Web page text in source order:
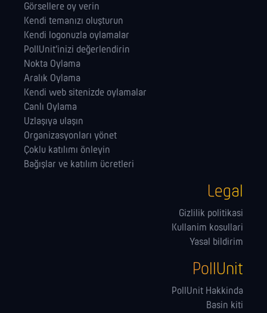
Görsellere oy verin
Kendi temanızı oluşturun
Kendi logonuzla oylamalar
PollUnit'inizi değerlendirin
Nokta Oylama
Aralık Oylama
Kendi web sitenizde oylamalar
Canlı Oylama
Uzlaşıya ulaşın
Organizasyonları yönet
Çoklu katılımı önleyin
Bağışlar ve katılım ücretleri
Legal
Gizlilik politikasi
Kullanim kosullari
Yasal bildirim
PollUnit
PollUnit Hakkinda
Basin kiti